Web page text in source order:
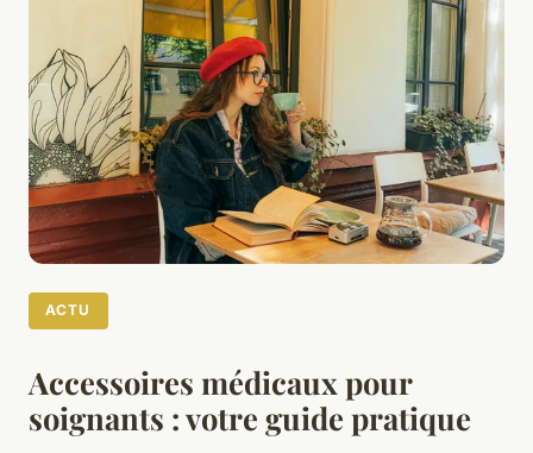
ACTU
Accessoires médicaux pour
soignants : votre guide pratique